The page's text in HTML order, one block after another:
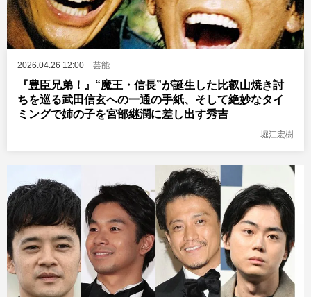
2026.04.26 12:00 芸能
『豊臣兄弟！』“魔王・信長”が誕生した比叡山焼き討
ちを巡る武田信玄への一通の手紙、そして絶妙なタイ
ミングで姉の子を宮部継潤に差し出す秀吉
堀江宏樹